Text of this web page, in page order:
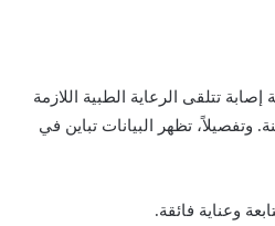
تم تسجيل 12 حالة إصابة تتلقى الرعاية الطبية اللازمة
تظهر البيانات تباين في